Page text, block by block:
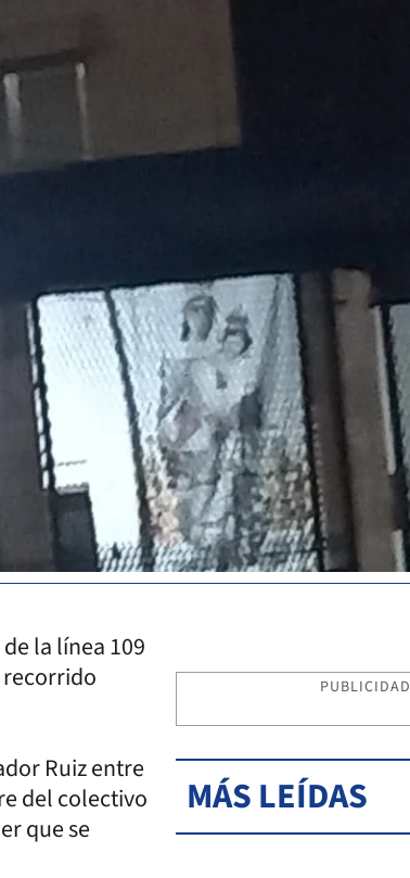
la línea 109
recorrido
Ruiz entre
del colectivo
que se
PUBLICIDAD
MÁS LEÍDAS